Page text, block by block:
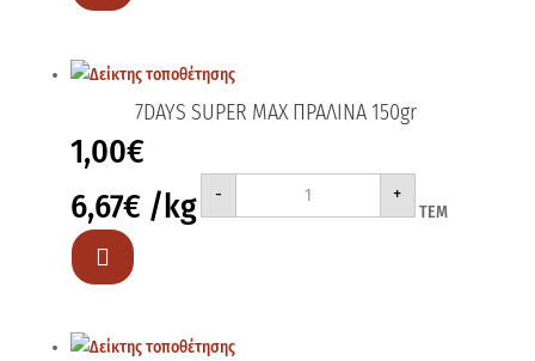
7DAYS SUPER MAX ΠΡΑΛΙΝΑ 150gr
1,00€
6,67€ /kg -
7DAYS
MAX
+
ΤΕΜ
